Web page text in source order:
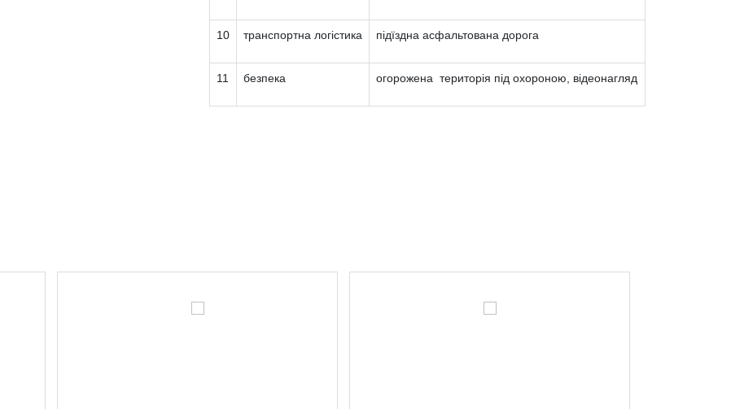
10 транспортна логістика підїздна асфальтована дорога
11 безпека огорожена територія під охороною, відеонагляд